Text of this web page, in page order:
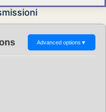
Advanced options ▼